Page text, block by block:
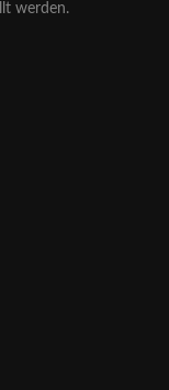
werden.